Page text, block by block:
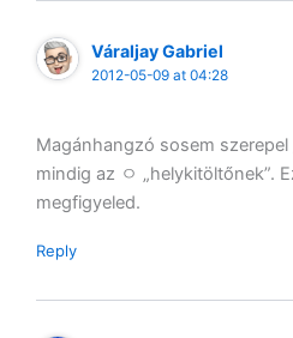
Váraljay Gabriel
2012-05-09 at 04:28
Magánhangzó sosem szerepel
mindig az ㅇ „helykitöltőnek”.
megfigyeled.
Reply